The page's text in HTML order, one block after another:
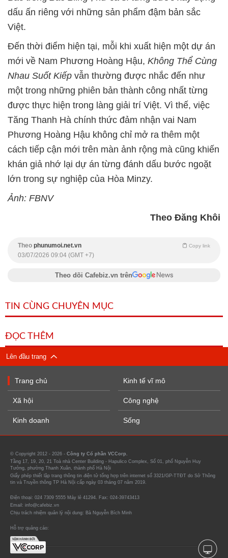
dấu ấn riêng với những sản phẩm đậm bản sắc
Việt.
Đến thời điểm hiện tại, mỗi khi xuất hiện một dự án
mới về Nam Phương Hoàng Hậu, Không Thể Cùng
Nhau Suốt Kiếp vẫn thường được nhắc đến như
một trong những phiên bản thành công nhất từng
được thực hiện trong làng giải trí Việt. Vì thế, việc
Tăng Thanh Hà chính thức đảm nhận vai Nam
Phương Hoàng Hậu không chỉ mở ra thêm một
cách tiếp cận mới trên màn ảnh rộng mà cũng khiến
khán giả nhớ lại dự án từng đánh dấu bước ngoặt
lớn trong sự nghiệp của Hòa Minzy.
Ảnh: FBNV
Theo Đăng Khôi
Theo phunumoi.net.vn Copy link
03/07/2026 09:04 (GMT +7)
Theo dõi Cafebiz.vn trên
TIN CÙNG CHUYÊN MỤC
ĐỌC THÊM
Lên đầu trang
Trang chủ
Xã hội
Kinh doanh
Kinh tế vĩ mô
Công nghệ
Sống
© Copyright 2012 - 2026 - Công ty Cổ phần VCCorp.
Tầng 17, 19, 20, 21 Toà nhà Center Building - Hapulico Complex, Số 01, phố Nguyễn Huy
Tưởng, phường Thanh Xuân, thành phố Hà Nội
Giấy phép thiết lập trang thông tin điện tử tổng hợp trên internet số 3321/GP-TTĐT do Sở Thông
tin và Truyền thông TP Hà Nội cấp ngày 03 tháng 07 năm 2019.
Điện thoại: 024 7309 5555 Máy lẻ 41294. Fax: 024-39743413
Email: info@cafebiz.vn
Chịu trách nhiệm quản lý nội dung: Bà Nguyễn Bích Minh
Hỗ trợ quảng cáo: